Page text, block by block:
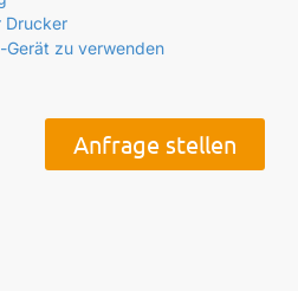
Drucker
zu verwenden
Anfrage stellen